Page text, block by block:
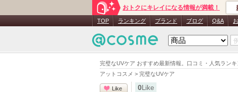
完璧なUVケア おすすめ最新情報。口コミ・人気ラン
アットコスメ > 完璧なUVケア
おトクにキレイになる情報が満載！
TOP ランキング ブランド ブログ Q&A
Like 0Like